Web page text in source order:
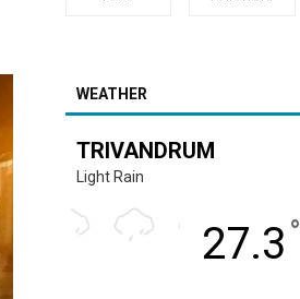
WEATHER
TRIVANDRUM
Light Rain
27.3 °